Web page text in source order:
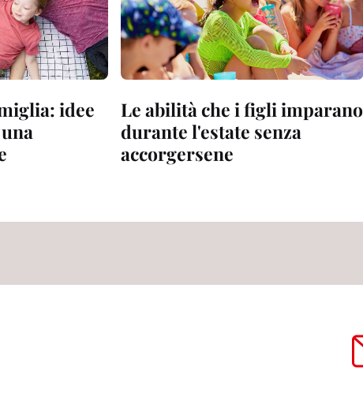
idee
Le abilità che i figli imparano
durante l'estate senza
accorgersene